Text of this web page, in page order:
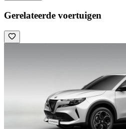
Gerelateerde voertuigen